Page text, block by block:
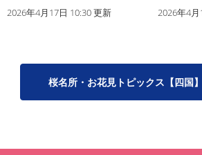
2026年4月17日 10:30 更新 2026年4
桜名所・お花見トピックス【四国